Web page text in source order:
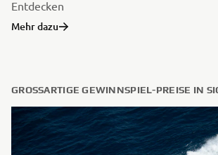
Entdecken
Mehr dazu
GROSSARTIGE GEWINNSPIEL-PREISE IN